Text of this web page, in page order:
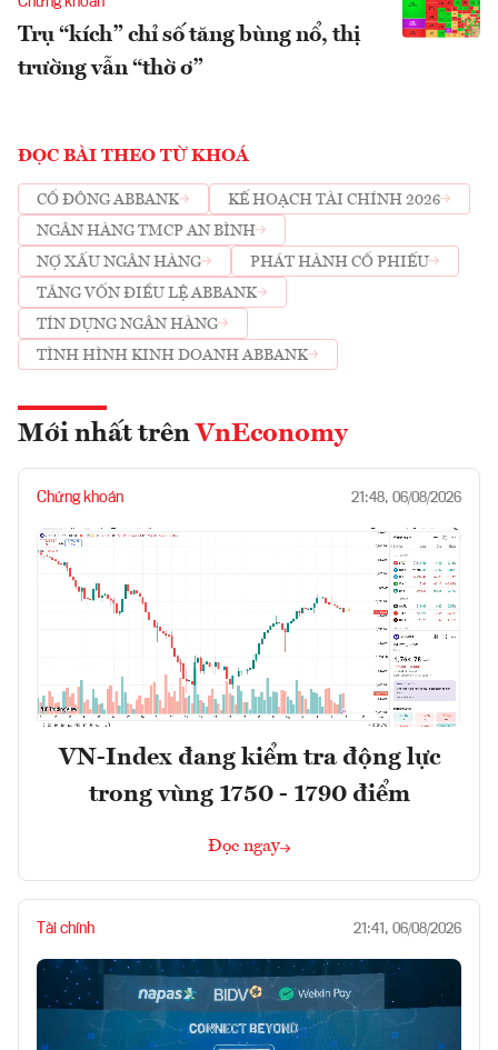
Trụ “kích” chỉ số tăng bùng nổ, thị
trường vẫn “thờ ơ”
ĐỌC BÀI THEO TỪ KHOÁ
CỔ ĐÔNG ABBANK
KẾ HOẠCH TÀI CHÍNH 2026
NGÂN HÀNG TMCP AN BÌNH
NỢ XẤU NGÂN HÀNG
PHÁT HÀNH CỔ PHIẾU
TĂNG VỐN ĐIỀU LỆ ABBANK
TÍN DỤNG NGÂN HÀNG
TÌNH HÌNH KINH DOANH ABBANK
Mới nhất trên VnEconomy
Chứng khoán 21:48, 06/08/2026
VN-Index đang kiểm tra động lực
trong vùng 1750 - 1790 điểm
Đọc ngay
Tài chính 21:41, 06/08/2026